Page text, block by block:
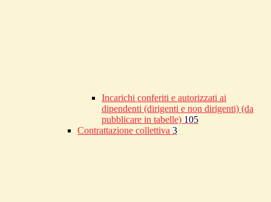
Incarichi conferiti e autorizzati ai
dipendenti (dirigenti e non dirigenti) (da
pubblicare in tabelle) 105
Contrattazione collettiva 3